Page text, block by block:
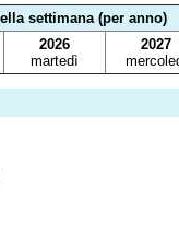
settimana (per anno)
2026
martedì
2027